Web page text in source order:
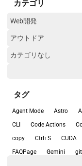
カテゴリ
Web開発
アウトドア
カテゴリなし
開発ツール
開発環境
タグ
Agent Mode Astro
CLI
Code Actions
copy
Ctrl+S CUDA
FAQPage
Gemini git